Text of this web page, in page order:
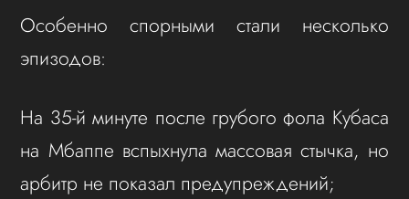
Особенно спорными стали несколько
эпизодов:
На 35‑й минуте после грубого фола Кубаса
на Мбаппе вспыхнула массовая стычка, но
арбитр не показал предупреждений;